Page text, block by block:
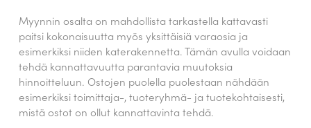
Myynnin osalta on mahdollista tarkastella kattavasti
paitsi kokonaisuutta myös yksittäisiä varaosia ja
esimerkiksi niiden katerakennetta. Tämän avulla voidaan
tehdä kannattavuutta parantavia muutoksia
hinnoitteluun. Ostojen puolella puolestaan nähdään
esimerkiksi toimittaja-, tuoteryhmä- ja tuotekohtaisesti,
mistä ostot on ollut kannattavinta tehdä.